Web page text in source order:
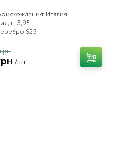
Италия
г.: 3,95
925
/шт.